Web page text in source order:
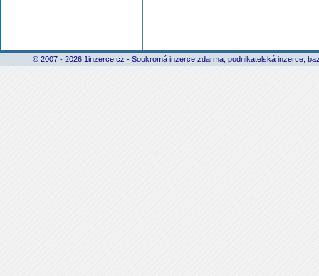
© 2007 - 2026 1inzerce.cz - Soukromá inzerce zdarma, podnikatelská inzerce,